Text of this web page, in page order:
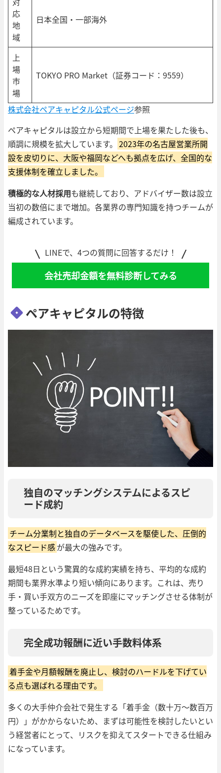
応
地
域
日本全国・一部海外
上
場
市
場
TOKYO PRO Market（証券コード：9559）
株式会社ペアキャピタル公式ページ参照
ペアキャピタルは設立から短期間で上場を果たした後も、
順調に規模を拡大しています。 2023年の名古屋営業所開
設を皮切りに、大阪や福岡などへも拠点を広げ、全国的な
支援体制を確立しました。
積極的な人材採用も継続しており、アドバイザー数は設立
当初の数倍にまで増加。各業界の専門知識を持つチームが
編成されています。
LINEで、4つの質問に回答するだけ！
会社売却金額を無料診断してみる
ペアキャピタルの特徴
独自のマッチングシステムによるスピ
ード成約
チーム分業制と独自のデータベースを駆使した、圧倒的
なスピード感が最大の強みです。
最短48日という驚異的な成約実績を持ち、平均的な成約
期間も業界水準より短い傾向にあります。これは、売り
手・買い手双方のニーズを即座にマッチングさせる体制が
整っているためです。
完全成功報酬に近い手数料体系
着手金や月額報酬を廃止し、検討のハードルを下げてい
る点も選ばれる理由です。
多くの大手仲介会社で発生する「着手金（数十万〜数百万
円）」がかからないため、まずは可能性を検討したいとい
う経営者にとって、リスクを抑えてスタートできる仕組み
になっています。